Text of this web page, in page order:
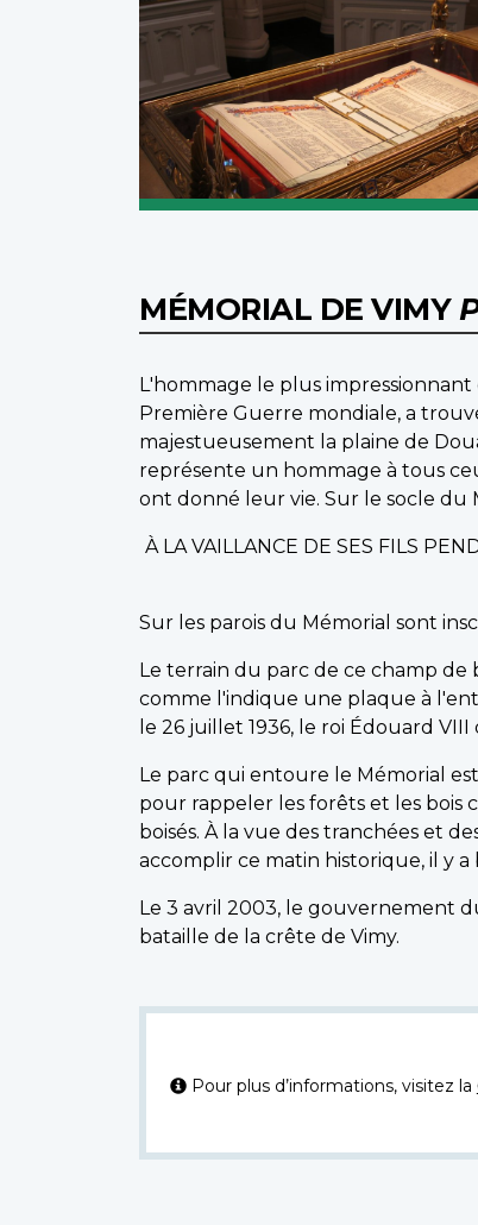
MÉMORIAL DE VIMY
L'hommage le plus
Première Guerre mondiale, a
majestueusement la plaine de
représente un hommage à tous
ont donné leur vie. Sur le socle du
À LA VAILLANCE DE SES FILS
Sur les parois du Mémorial sont
Le terrain du parc de ce champ de
comme l'indique une plaque à
le 26 juillet 1936, le roi Édouard
Le parc qui entoure le Mémorial
pour rappeler les forêts et les bois
boisés. À la vue des tranchées et
accomplir ce matin historique, il y a
Le 3 avril 2003, le gouvernement
bataille de la crête de Vimy.
Pour plus d’informations, visitez la